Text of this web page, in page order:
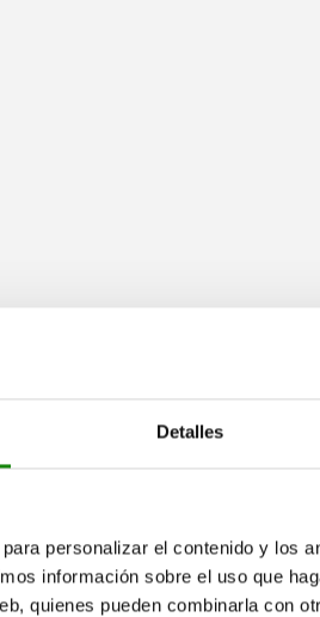
Detalles
personalizar el contenido y los
información sobre el uso que
quienes pueden combinarla con